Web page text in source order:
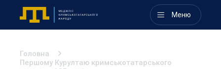
Меню
Головна
Першому Курултаю кримськотатарського